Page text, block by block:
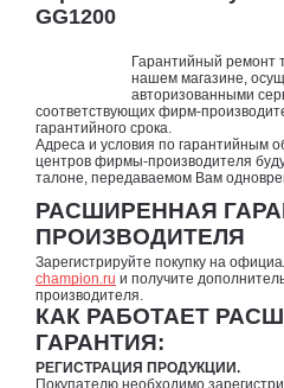
GG1200
Гарантийный ремонт
нашем магазине,
авторизованными
соответствующих фирм-
гарантийного срока.
Адреса и условия по гарантийным
центров фирмы-производителя
талоне, передаваемом Вам
РАСШИРЕННАЯ
ПРОИЗВОДИТЕЛЯ
Зарегистрируйте покупку на
champion.ru и получите
производителя.
КАК РАБОТАЕТ
ГАРАНТИЯ:
РЕГИСТРАЦИЯ ПРОДУКЦИИ.
Покупателю необходимо